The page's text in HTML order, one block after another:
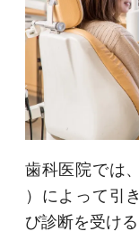
歯科医院では
）によって引
び診断を受け